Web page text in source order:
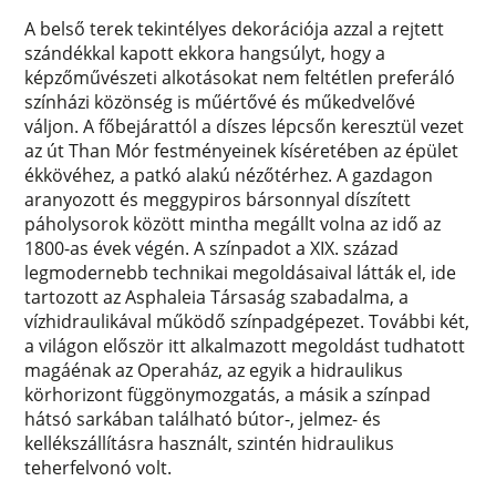
A belső terek tekintélyes dekorációja azzal a rejtett
szándékkal kapott ekkora hangsúlyt, hogy a
képzőművészeti alkotásokat nem feltétlen preferáló
színházi közönség is műértővé és műkedvelővé
váljon. A főbejárattól a díszes lépcsőn keresztül vezet
az út Than Mór festményeinek kíséretében az épület
ékkövéhez, a patkó alakú nézőtérhez. A gazdagon
aranyozott és meggypiros bársonnyal díszített
páholysorok között mintha megállt volna az idő az
1800-as évek végén. A színpadot a XIX. század
legmodernebb technikai megoldásaival látták el, ide
tartozott az Asphaleia Társaság szabadalma, a
vízhidraulikával működő színpadgépezet. További két,
a világon először itt alkalmazott megoldást tudhatott
magáénak az Operaház, az egyik a hidraulikus
körhorizont függönymozgatás, a másik a színpad
hátsó sarkában található bútor-, jelmez- és
kellékszállításra használt, szintén hidraulikus
teherfelvonó volt.